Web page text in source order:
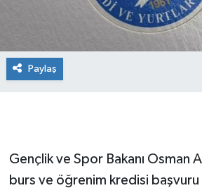
Paylaş
Gençlik ve Spor Bakanı Osman
burs ve öğrenim kredisi başvuru